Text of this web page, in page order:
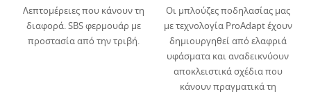
Λεπτομέρειες που κάνουν τη
διαφορά. SBS φερμουάρ με
προστασία από την τριβή.
Οι μπλούζες ποδηλασίας μας
με τεχνολογία ProAdapt έχουν
δημιουργηθεί από ελαφριά
υφάσματα και αναδεικνύουν
αποκλειστικά σχέδια που
κάνουν πραγματικά τη